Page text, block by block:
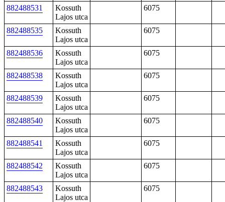
882488531
Kossuth
Lajos utca
6075
882488535
Kossuth
Lajos utca
6075
882488536
Kossuth
Lajos utca
6075
882488538
Kossuth
Lajos utca
6075
882488539
Kossuth
Lajos utca
6075
882488540
Kossuth
Lajos utca
6075
882488541
Kossuth
Lajos utca
6075
882488542
Kossuth
Lajos utca
6075
882488543
Kossuth
Lajos utca
6075